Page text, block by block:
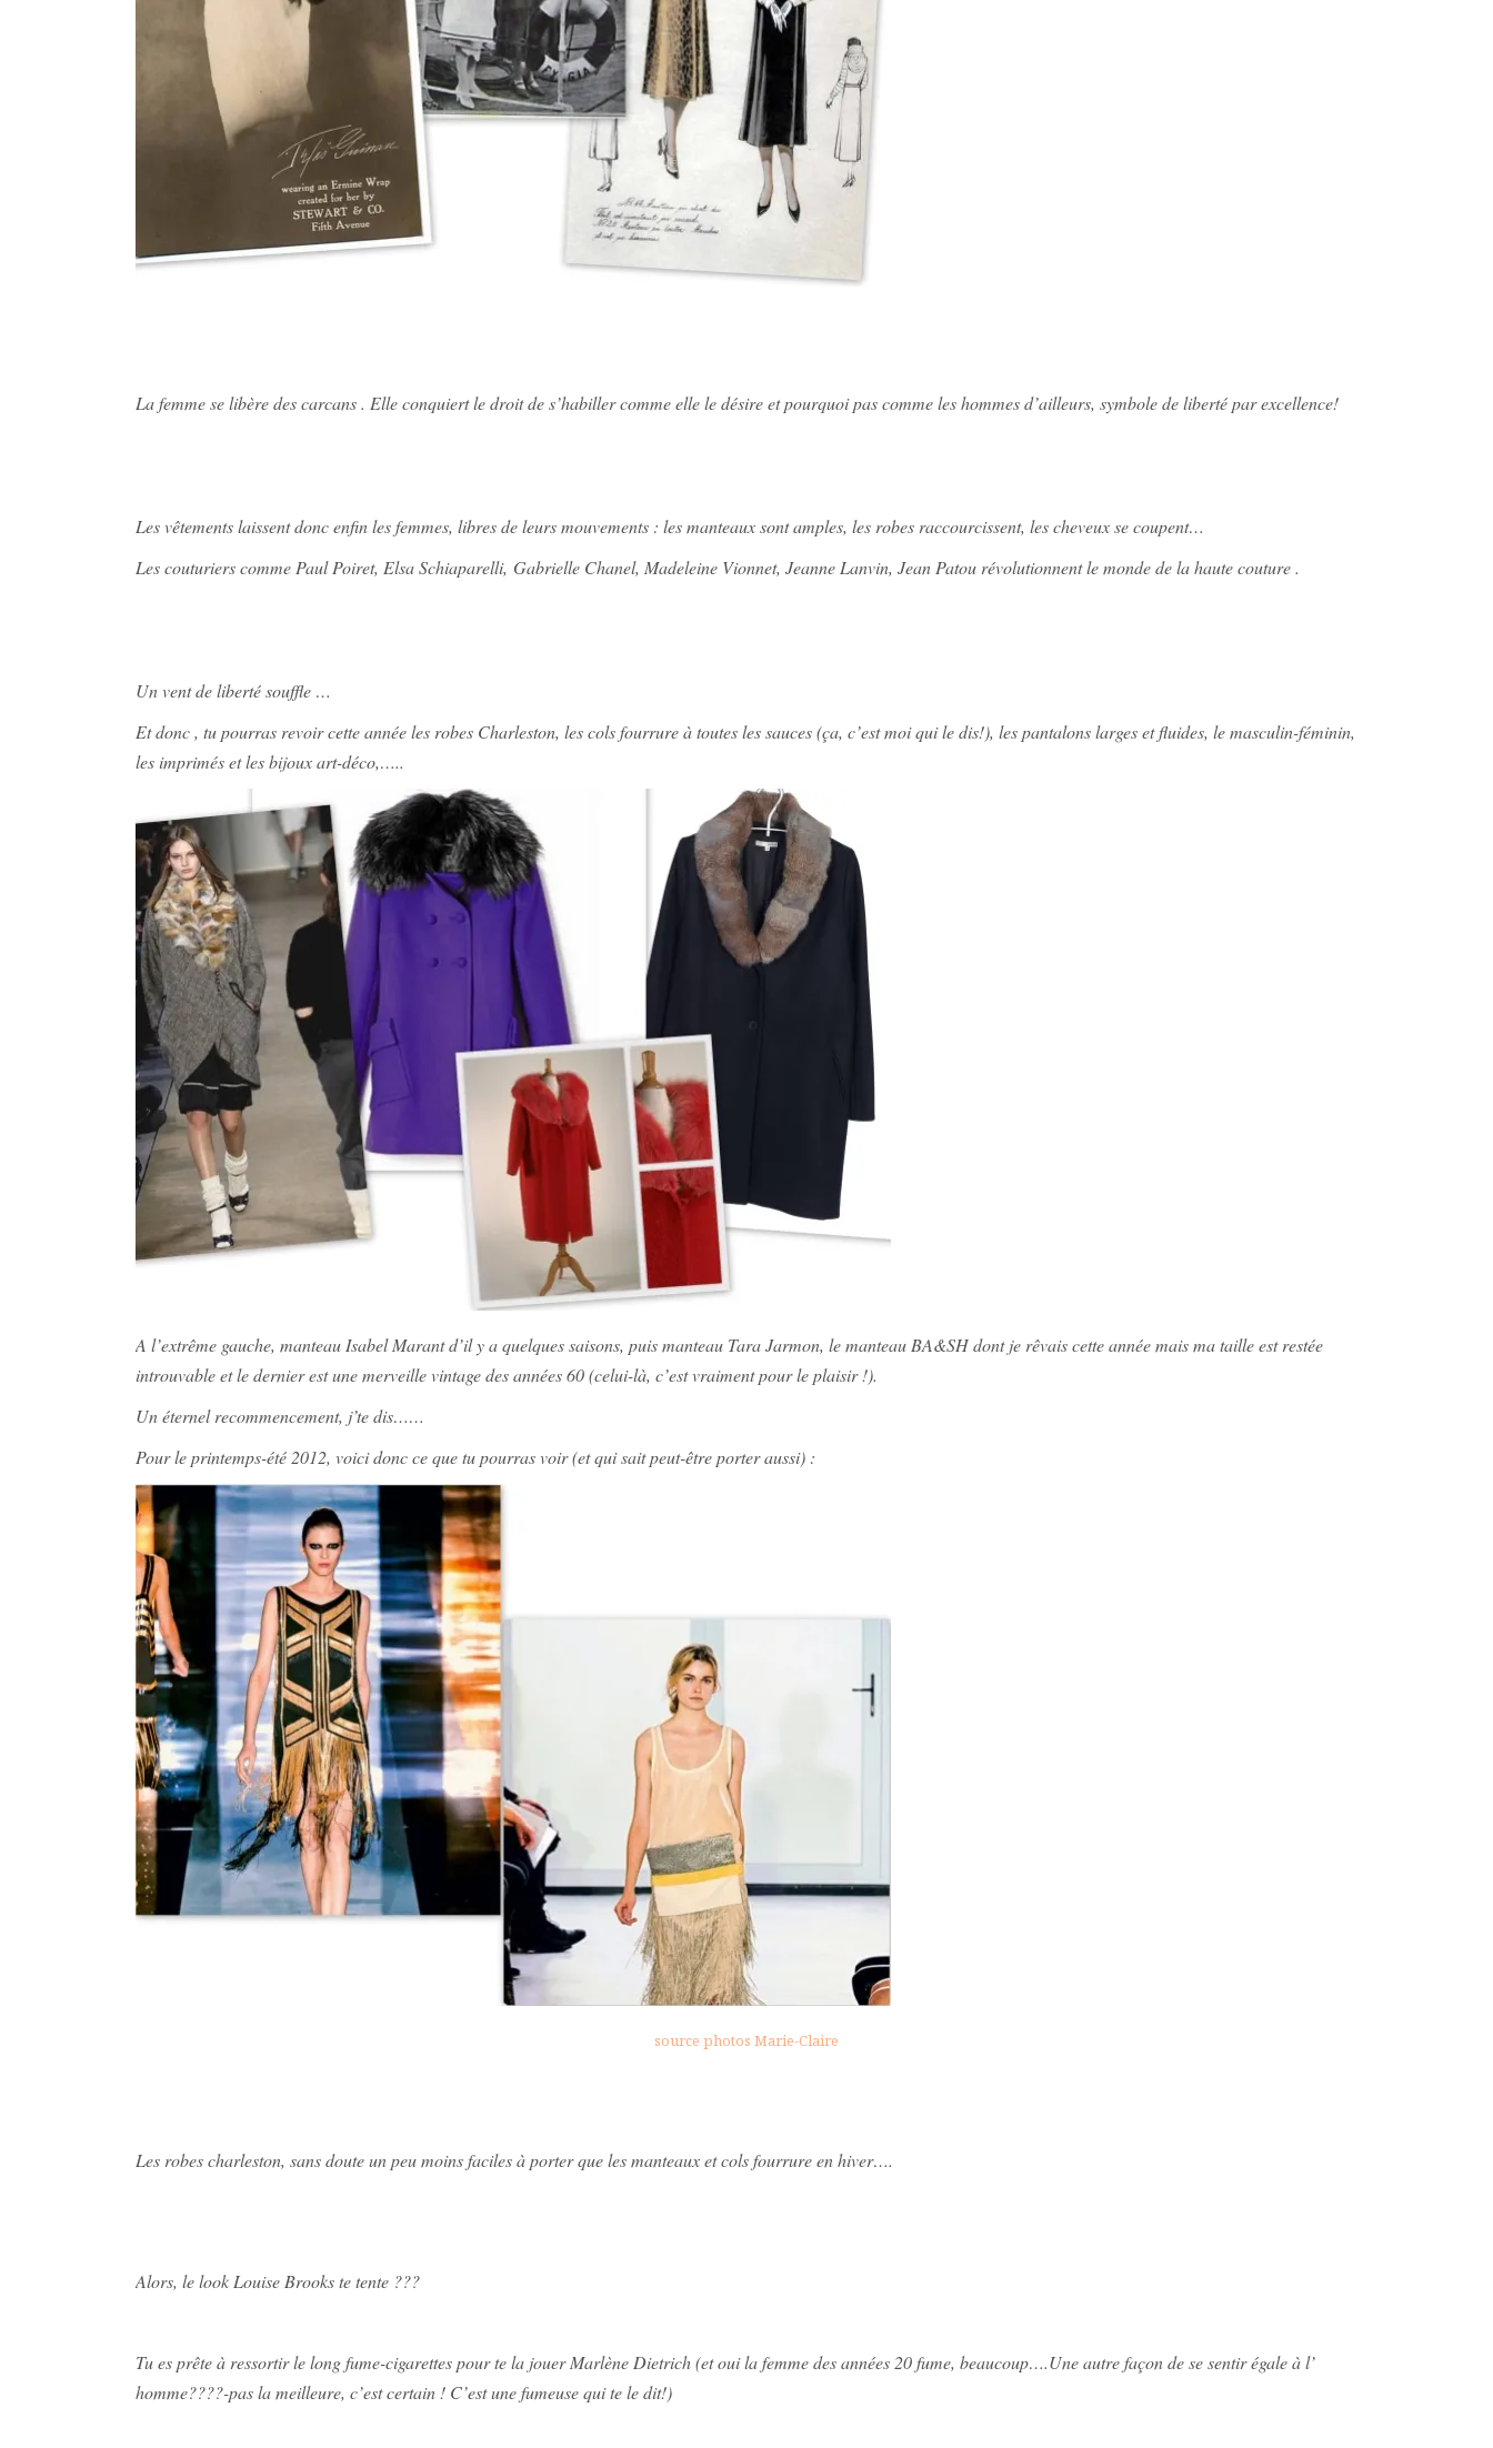
La femme se libère des carcans . Elle conquiert le droit de s’habiller comme elle le désire et pourquoi pas comme les hommes d’ailleurs, symbole de liberté par excellence!
Les vêtements laissent donc enfin les femmes, libres de leurs mouvements : les manteaux sont amples, les robes raccourcissent, les cheveux se coupent…
Les couturiers comme Paul Poiret, Elsa Schiaparelli, Gabrielle Chanel, Madeleine Vionnet, Jeanne Lanvin, Jean Patou révolutionnent le monde de la haute couture .
Un vent de liberté souffle …
Et donc , tu pourras revoir cette année les robes Charleston, les cols fourrure à toutes les sauces (ça, c’est moi qui le dis!), les pantalons larges et fluides, le masculin-féminin,
les imprimés et les bijoux art-déco,…..
A l’extrême gauche, manteau Isabel Marant d’il y a quelques saisons, puis manteau Tara Jarmon, le manteau BA&SH dont je rêvais cette année mais ma taille est restée
introuvable et le dernier est une merveille vintage des années 60 (celui-là, c’est vraiment pour le plaisir !).
Un éternel recommencement, j’te dis……
Pour le printemps-été 2012, voici donc ce que tu pourras voir (et qui sait peut-être porter aussi) :
source photos Marie-Claire
Les robes charleston, sans doute un peu moins faciles à porter que les manteaux et cols fourrure en hiver….
Alors, le look Louise Brooks te tente ???
Tu es prête à ressortir le long fume-cigarettes pour te la jouer Marlène Dietrich (et oui la femme des années 20 fume, beaucoup….Une autre façon de se sentir égale à l’
homme????-pas la meilleure, c’est certain ! C’est une fumeuse qui te le dit!)